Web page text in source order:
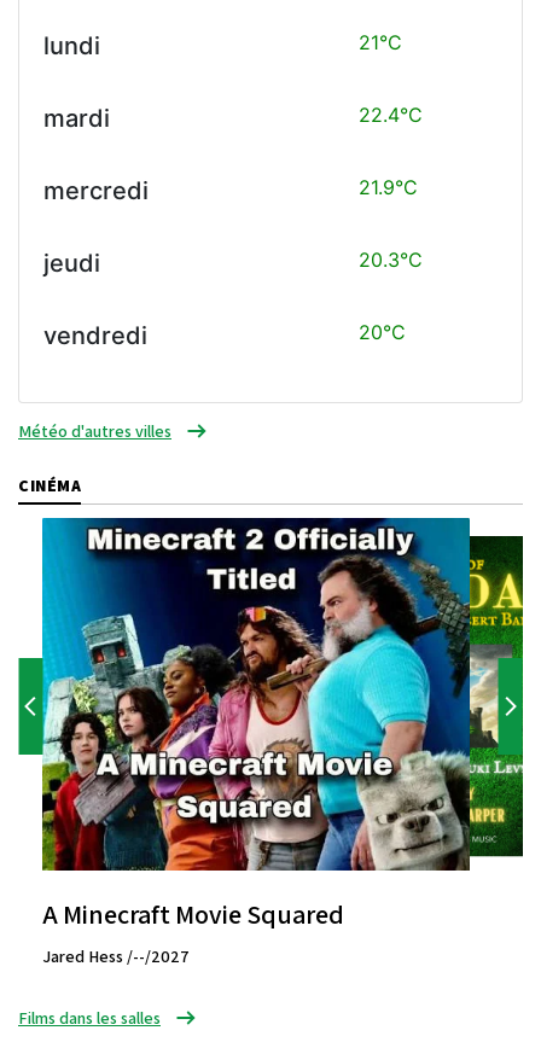
lundi 21°C
mardi 22.4°C
mercredi 21.9°C
jeudi 20.3°C
vendredi 20°C
Météo d'autres villes
CINÉMA
A Minecraft Movie Squared
Jared Hess /--/2027
Films dans les salles